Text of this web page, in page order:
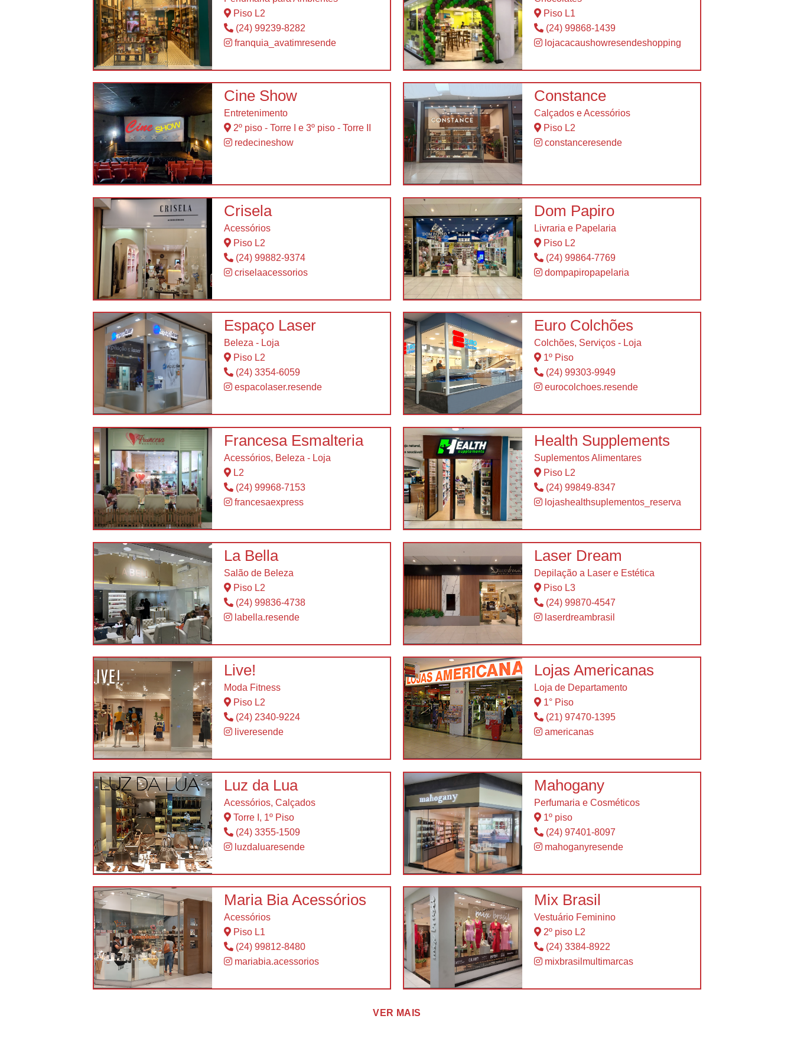
Piso L2
(24) 99239-8282
franquia_avatimresende
Piso L1
(24) 99868-1439
lojacacaushowresendeshopping
Cine Show
Entretenimento
2º piso - Torre I e 3º piso - Torre II
redecineshow
Constance
Calçados e Acessórios
Piso L2
constanceresende
Crisela
Acessórios
Piso L2
(24) 99882-9374
criselaacessorios
Dom Papiro
Livraria e Papelaria
Piso L2
(24) 99864-7769
dompapiropapelaria
Espaço Laser
Beleza - Loja
Piso L2
(24) 3354-6059
espacolaser.resende
Euro Colchões
Colchões, Serviços - Loja
1º Piso
(24) 99303-9949
eurocolchoes.resende
Francesa Esmalteria
Acessórios, Beleza - Loja
L2
(24) 99968-7153
francesaexpress
Health Supplements
Suplementos Alimentares
Piso L2
(24) 99849-8347
lojashealthsuplementos_reserva
La Bella
Salão de Beleza
Piso L2
(24) 99836-4738
labella.resende
Laser Dream
Depilação a Laser e Estética
Piso L3
(24) 99870-4547
laserdreambrasil
Live!
Moda Fitness
Piso L2
(24) 2340-9224
liveresende
Lojas Americanas
Loja de Departamento
1° Piso
(21) 97470-1395
americanas
Luz da Lua
Acessórios, Calçados
Torre I, 1º Piso
(24) 3355-1509
luzdaluaresende
Mahogany
Perfumaria e Cosméticos
1º piso
(24) 97401-8097
mahoganyresende
Maria Bia Acessórios
Acessórios
Piso L1
(24) 99812-8480
mariabia.acessorios
Mix Brasil
Vestuário Feminino
2º piso L2
(24) 3384-8922
mixbrasilmultimarcas
VER MAIS